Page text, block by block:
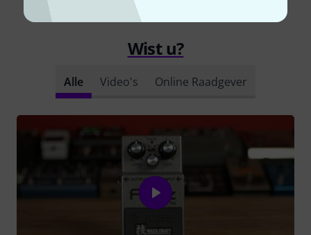
Wist u?
Alle Video's Online Raadgever